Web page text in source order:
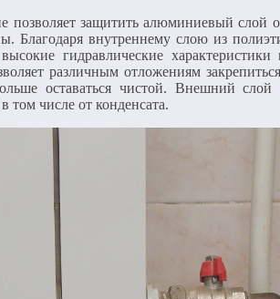
позволяет защитить алюминиевый слой
Благодаря внутреннему слою из
высокие гидравлические
различным отложениям
оставаться чистой. Внешний
том числе от конденсата.